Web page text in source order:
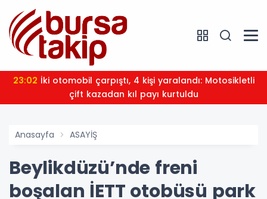
23:02
çift kazadan kıl payı kurtuldu
Anasayfa ASAYİŞ
Beylikdüzü’nde freni
boşalan İETT otobüsü park